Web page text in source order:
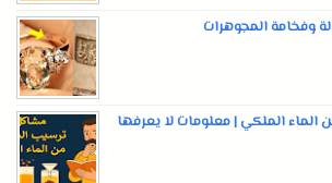
الملكي | معلومات لا يعرفها